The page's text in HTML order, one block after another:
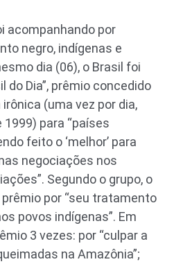
acompanhando por
negro, indígenas e
dia (06), o Brasil foi
do Dia”, prêmio concedido
(uma vez por dia,
1999) para “países
feito o ‘melhor’ para
negociações nos
Segundo o grupo, o
por “seu tratamento
povos indígenas”. Em
3 vezes: por “culpar a
na Amazônia”;